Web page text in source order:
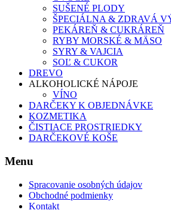
SUŠENÉ PLODY
ŠPECIÁLNA & ZDRAVÁ
PEKÁREŇ & CUKRÁREŇ
RYBY MORSKÉ & MÄSO
SYRY & VAJCIA
SOĽ & CUKOR
DREVO
ALKOHOLICKÉ NÁPOJE
VÍNO
DARČEKY K OBJEDNÁVKE
KOZMETIKA
ČISTIACE PROSTRIEDKY
DARČEKOVÉ KOŠE
Menu
Spracovanie osobných údajov
Obchodné podmienky
Kontakt